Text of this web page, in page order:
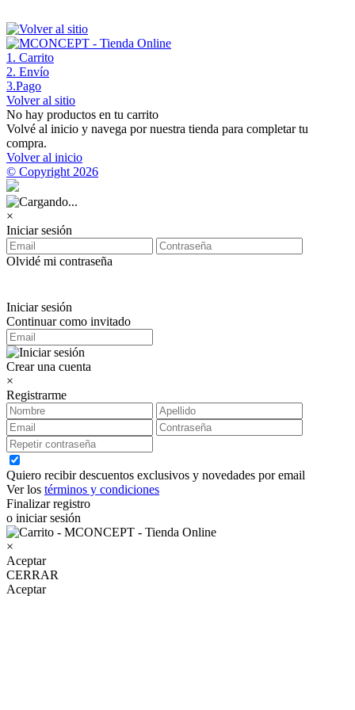
1 . Carrito
2. Envío
3.Pago
Volver al sitio
No hay productos en tu carrito
Volvé al inicio y navega por nuestra tienda para completar tu
compra.
Volver al inicio
© Copyright 2026
×
Iniciar sesión
Olvidé mi contraseña
Iniciar sesión
Continuar como invitado
Crear una cuenta
×
Registrarme
Quiero recibir descuentos exclusivos y novedades por email
Ver los términos y condiciones
Finalizar registro
o iniciar sesión
×
Aceptar
CERRAR
Aceptar